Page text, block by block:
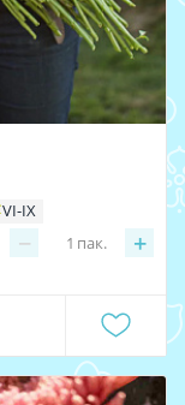
VI-IX
− +
1 пак.